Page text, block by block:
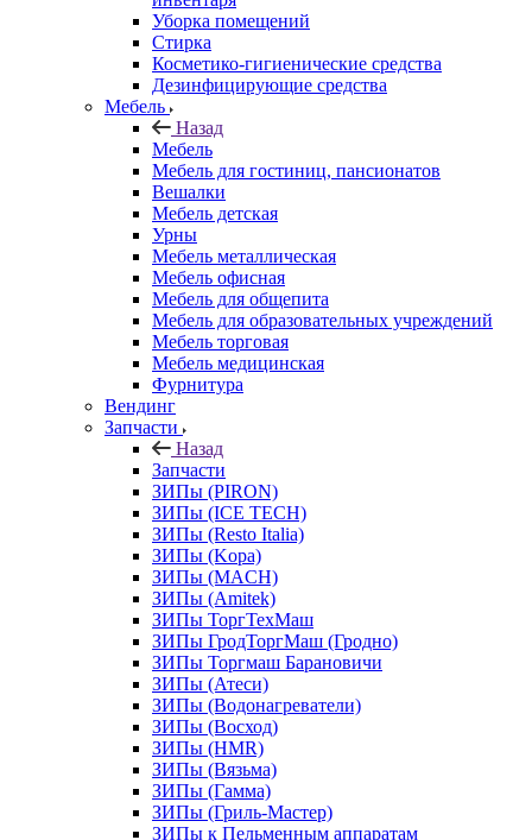
Уборка помещений
Стирка
Косметико-гигиенические средства
Дезинфицирующие средства
Мебель
Назад
Мебель
Мебель для гостиниц, пансионатов
Вешалки
Мебель детская
Урны
Мебель металлическая
Мебель офисная
Мебель для общепита
Мебель для образовательных учреждений
Мебель торговая
Мебель медицинская
Фурнитура
Вендинг
Запчасти
Назад
Запчасти
ЗИПы (PIRON)
ЗИПы (ICE TECH)
ЗИПы (Resto Italia)
ЗИПы (Kopa)
ЗИПы (MACH)
ЗИПы (Amitek)
ЗИПы ТоргТехМаш
ЗИПы ГродТоргМаш (Гродно)
ЗИПы Торгмаш Барановичи
ЗИПы (Атеси)
ЗИПы (Водонагреватели)
ЗИПы (Восход)
ЗИПы (HMR)
ЗИПы (Вязьма)
ЗИПы (Гамма)
ЗИПы (Гриль-Мастер)
ЗИПы к Пельменным аппаратам